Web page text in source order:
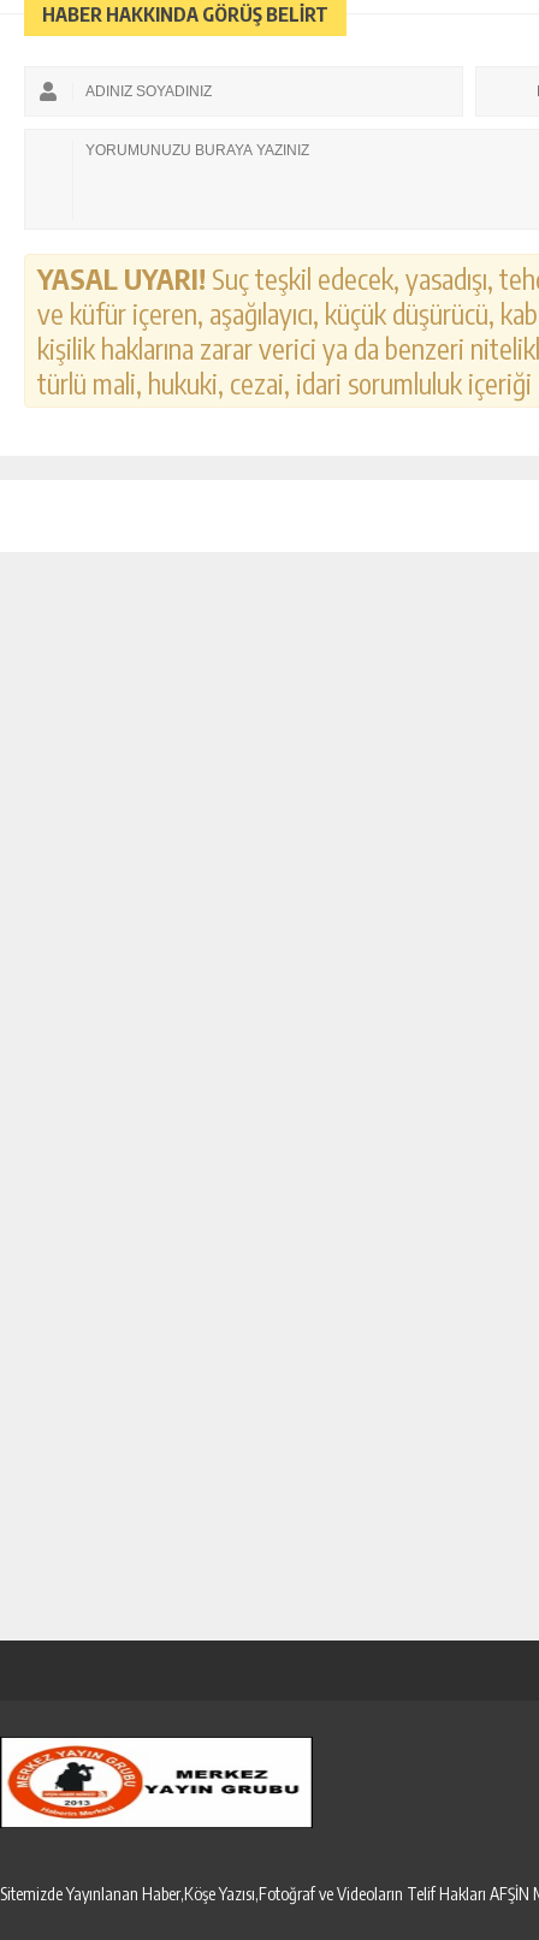
HABER HAKKINDA GÖRÜŞ BELİRT
YASAL UYARI! Suç teşkil edecek, yasadışı,
ve küfür içeren, aşağılayıcı, küçük düşürücü,
kişilik haklarına zarar verici ya da benzeri
türlü mali, hukuki, cezai, idari sorumluluk
Sitemizde Yayınlanan Haber,Köşe Yazısı,Fotoğraf ve Videoların Telif Hakları